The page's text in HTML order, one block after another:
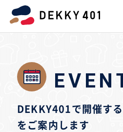
DEKKY401で開催す
をご案内します